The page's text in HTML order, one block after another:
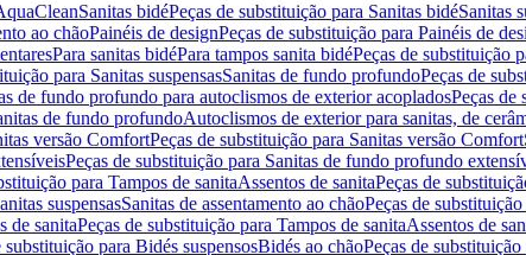
Sanitas bidéPeças de substituição para Sanitas bidéSanitas
ao chãoPainéis de designPeças de substituição para Painéis de
Para sanitas bidéPara tampos sanita bidéPeças de substituição
para Sanitas suspensasSanitas de fundo profundoPeças de
de fundo profundo para autoclismos de exterior acopladosPeças de
de fundo profundoAutoclismos de exterior para sanitas, de
versão ComfortPeças de substituição para Sanitas versão Comfort
Peças de substituição para Sanitas de fundo profundo
para Tampos de sanitaAssentos de sanitaPeças de
suspensasSanitas de assentamento ao chãoPeças de
de sanitaPeças de substituição para Tampos de sanitaAssentos de
substituição para Bidés suspensosBidés ao chãoPeças de